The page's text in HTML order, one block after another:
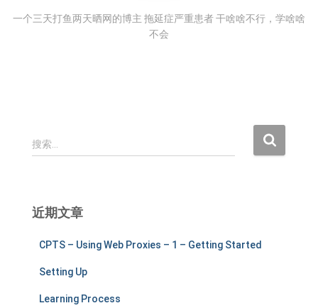
一个三天打鱼两天晒网的博主 拖延症严重患者 干啥啥不行，学啥啥
不会
搜
索
搜索…
近期文章
CPTS – Using Web Proxies – 1 – Getting Started
Setting Up
Learning Process